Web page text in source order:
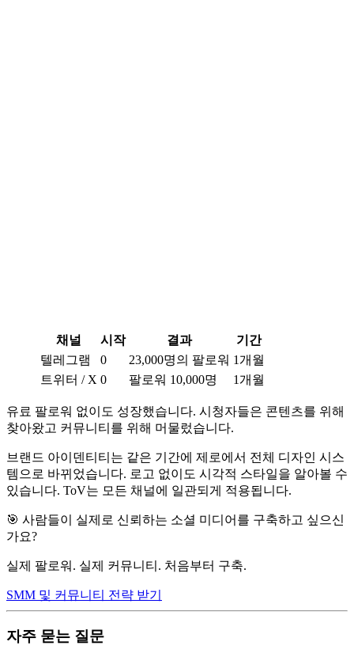
채널 시작 결과
기간
텔레그램
0 23,000명의 팔로워 1개월
트위터 / X 0 팔로워 10,000명 1개월
유료 팔로워 없이도 성장했습니다. 시청자들은 콘텐츠를 위해
찾아왔고 커뮤니티를 위해 머물렀습니다.
브랜드 아이덴티티는 같은 기간에 제로에서 전체 디자인 시스
템으로 바뀌었습니다. 로고 없이도 시각적 스타일을 알아볼 수
있습니다. ToV는 모든 채널에 일관되게 적용됩니다.
🎯 사람들이 실제로 신뢰하는 소셜 미디어를 구축하고 싶으신
가요?
실제 팔로워. 실제 커뮤니티. 처음부터 구축.
SMM 및 커뮤니티 전략 받기
자주 묻는 질문